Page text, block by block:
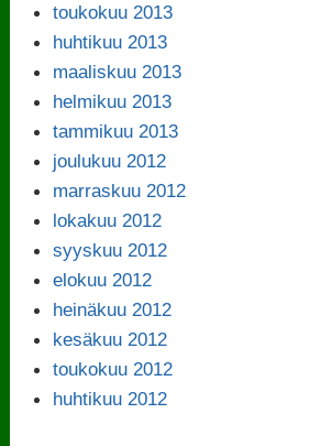
toukokuu 2013
huhtikuu 2013
maaliskuu 2013
helmikuu 2013
tammikuu 2013
joulukuu 2012
marraskuu 2012
lokakuu 2012
syyskuu 2012
elokuu 2012
heinäkuu 2012
kesäkuu 2012
toukokuu 2012
huhtikuu 2012